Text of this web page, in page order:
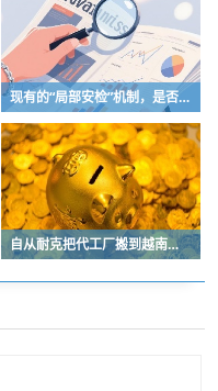
现有的“局部安检”机制，是否在防范旧风险的同时，制造了新隐患？
自从耐克把代工厂搬到越南孟加拉，那品控简直没法看